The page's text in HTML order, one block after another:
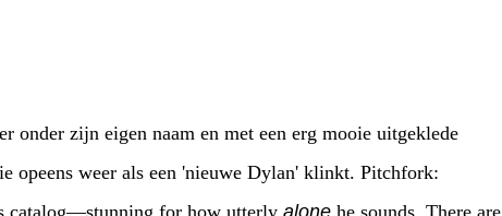
onder zijn eigen naam en met een erg mooie uitgeklede
opeens weer als een 'nieuwe Dylan' klinkt. Pitchfork:
catalog—stunning for how utterly alone he sounds. There are